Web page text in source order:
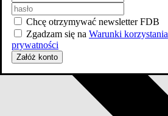
Chcę otrzymywać newsletter FDB
Zgadzam się na Warunki korzystania
prywatności
Załóż konto